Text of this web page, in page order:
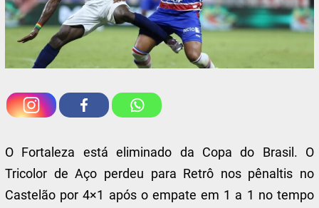
O Fortaleza está eliminado da Copa do Brasil. O
Tricolor de Aço perdeu para Retrô nos pênaltis no
Castelão por 4×1 após o empate em 1 a 1 no tempo